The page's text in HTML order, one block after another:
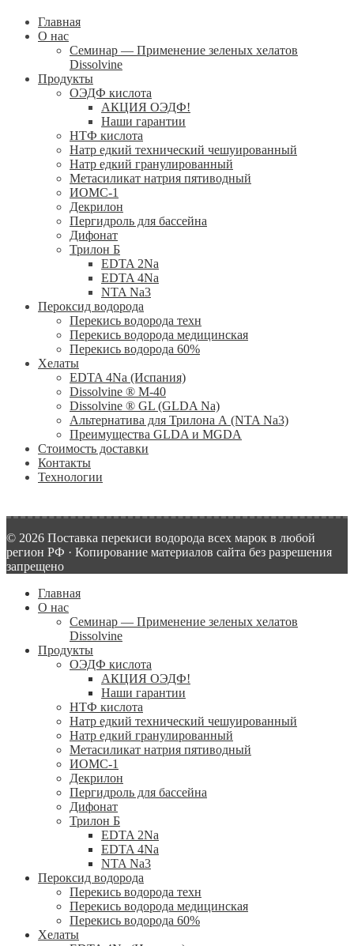
Главная
О нас
Семинар — Применение зеленых хелатов
Dissolvine
Продукты
ОЭДФ кислота
АКЦИЯ ОЭДФ!
Наши гарантии
НТФ кислота
Натр едкий технический чешуированный
Натр едкий гранулированный
Метасиликат натрия пятиводный
ИОМС-1
Декрилон
Пергидроль для бассейна
Дифонат
Трилон Б
EDTA 2Na
EDTA 4Na
NTA Na3
Пероксид водорода
Перекись водорода техн
Перекись водорода медицинская
Перекись водорода 60%
Хелаты
ЕDTA 4Na (Испания)
Dissolvine ® M-40
Dissolvine ® GL (GLDA Na)
Альтернатива для Трилона А (NTA Na3)
Преимущества GLDA и MGDA
Стоимость доставки
Контакты
Технологии
© 2026 Поставка перекиси водорода всех марок в любой
регион РФ · Копирование материалов сайта без разрешения
запрещено
Главная
О нас
Семинар — Применение зеленых хелатов
Dissolvine
Продукты
ОЭДФ кислота
АКЦИЯ ОЭДФ!
Наши гарантии
НТФ кислота
Натр едкий технический чешуированный
Натр едкий гранулированный
Метасиликат натрия пятиводный
ИОМС-1
Декрилон
Пергидроль для бассейна
Дифонат
Трилон Б
EDTA 2Na
EDTA 4Na
NTA Na3
Пероксид водорода
Перекись водорода техн
Перекись водорода медицинская
Перекись водорода 60%
Хелаты